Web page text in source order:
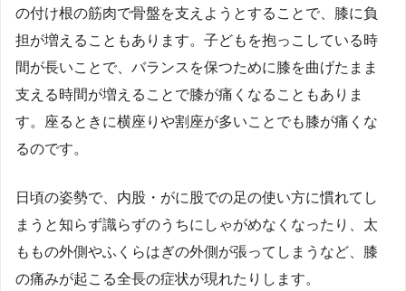
の付け根の筋肉で骨盤を支えようとすることで、膝に負
担が増えることもあります。子どもを抱っこしている時
間が長いことで、バランスを保つために膝を曲げたまま
支える時間が増えることで膝が痛くなることもありま
す。座るときに横座りや割座が多いことでも膝が痛くな
るのです。
日頃の姿勢で、内股・がに股での足の使い方に慣れてし
まうと知らず識らずのうちにしゃがめなくなったり、太
ももの外側やふくらはぎの外側が張ってしまうなど、膝
の痛みが起こる全長の症状が現れたりします。